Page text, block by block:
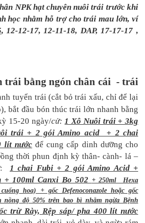
NPK hạt chuyên nuôi trái trước khi
học nhằm hỗ trợ cho trái mau lớn, ví
, 12-12-17, 12-11-18, DAP, 17-17-17 ,
trái bằng ngón chân cái - trái
tuyển trái (cắt bỏ trái xấu, chỉ để lại
bắt đầu bón thúc trái lớn nhanh bằng
15-20 ngày/cử: 1 Xô Nuôi trái + 3kg
trái + 2 gói Amino acid + 2 chai
lít nước để cung cấp dinh dưỡng cho
thời phun định kỳ thân- cành- lá –
1 chai Fubi + 2 gói Amino Acid +
+ 100ml Canxi Bo 502 + 250ml Hexa
hoa) + gốc Defenoconazole hoặc gốc
nồng độ 50% trên bao bì nhằm ngừa Bệnh
trừ Rày, Rệp sáp/ pha 400 lít nước